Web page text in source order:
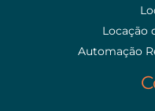
Locação
Automação